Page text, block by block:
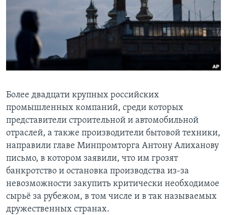
Learning English
СОЦИАЛЬНЫЕ СЕТИ
Языки
Более двадцати крупных российских
промышленных компаний, среди которых
представители строительной и автомобильной
отраслей, а также производители бытовой техники,
направили главе Минпромторга Антону Алиханову
письмо, в котором заявили, что им грозят
банкротство и остановка производства из-за
невозможности закупить критически необходимое
сырьё за рубежом, в том числе и в так называемых
дружественных странах.